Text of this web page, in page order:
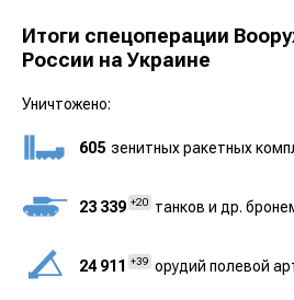
Итоги спецоперации
России на Украине
Уничтожено:
605 зенитных ракетных
23 339 +20 танков и др.
24 911 +39 орудий полевой